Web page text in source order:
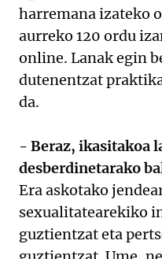
harremana izateko
aurreko 120 ordu
online. Lanak egin
dutenentzat
da.
- Beraz, ikasitakoa
desberdinetarako
Era askotako
sexualitatearekiko
guztientzat eta